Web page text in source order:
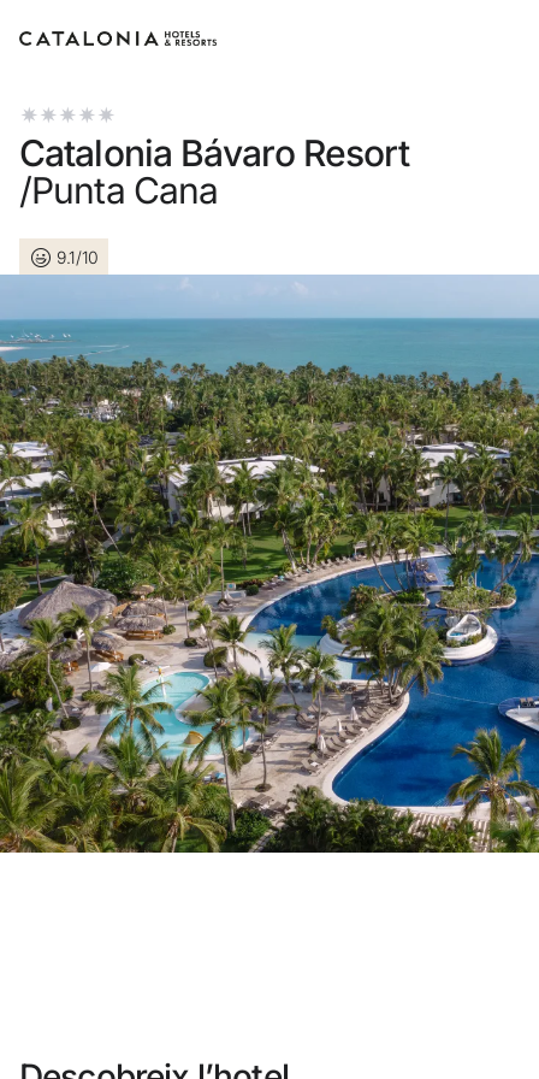
Has oblidat la teva
o utilitza una d'aquestes
Entra amb
Inicia sessió només amb
No t'has registrat encara ?
Crear-ne un compte
Gaudeix els beneficis de formar part
Millor preu garantit
Cancel·lació gratuïta
Catalonia Bávaro Resort
/Punta Cana
9.1/10